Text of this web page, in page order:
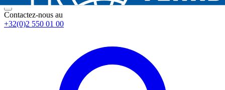
Contactez-nous au
+32(0)2 550 01 00